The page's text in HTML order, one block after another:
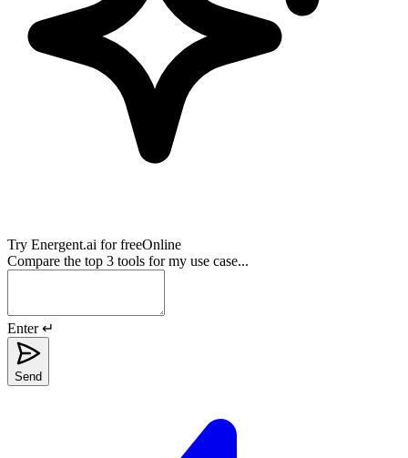
Try Energent.ai for freeOnline
Compare the top 3 tools for my use case...
Enter ↵
Send